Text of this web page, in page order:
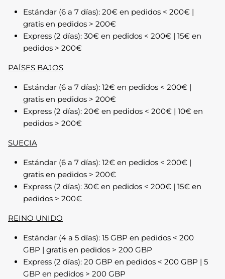
Estándar (6 a 7 días): 20€ en pedidos < 200€ |
gratis en pedidos > 200€
Express (2 días): 30€ en pedidos < 200€ | 15€ en
pedidos > 200€
PAÍSES BAJOS
Estándar (6 a 7 días): 12€ en pedidos < 200€ |
gratis en pedidos > 200€
Express (2 días): 20€ en pedidos < 200€ | 10€ en
pedidos > 200€
SUECIA
Estándar (6 a 7 días): 12€ en pedidos < 200€ |
gratis en pedidos > 200€
Express (2 días): 30€ en pedidos < 200€ | 15€ en
pedidos > 200€
REINO UNIDO
Estándar (4 a 5 días): 15 GBP en pedidos < 200
GBP | gratis en pedidos > 200 GBP
Express (2 días): 20 GBP en pedidos < 200 GBP | 5
GBP en pedidos > 200 GBP